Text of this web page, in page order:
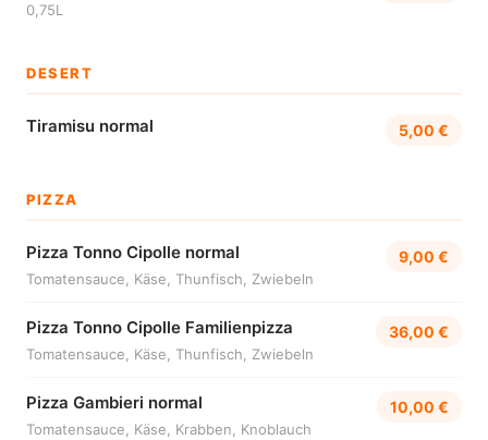
0,75L
DESERT
Tiramisu normal 5,00 €
PIZZA
Pizza Tonno Cipolle normal
Tomatensauce, Käse, Thunfisch, Zwiebeln
9,00 €
Pizza Tonno Cipolle Familienpizza
Tomatensauce, Käse, Thunfisch, Zwiebeln
36,00 €
Pizza Gambieri normal
Tomatensauce, Käse, Krabben, Knoblauch
10,00 €